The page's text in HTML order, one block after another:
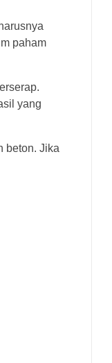
paham
yang
beton. Jika